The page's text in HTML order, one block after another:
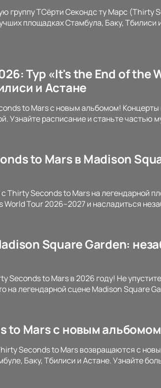
группу TСёрти Секондс ту Марс (Thirty
площадках Стамбула, Баку,
Тур «It's the End of the
и Астане
to Mars с новым альбомом!
Узнайте расписание и станьте частью
to Mars в Madison
Thirty Seconds to Mars на легендарной
World Tour 2026–2027 и насладиться
Square Garden:
Seconds to Mars в 2026 году! Не
на легендарной сцене Madison Square
to Mars с новым
Seconds to Mars возвращаются с
Баку, Тбилиси и Астане. Узнайте